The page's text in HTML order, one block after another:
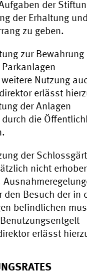
der
der Erhaltung
zu geben.
zur Bewahrung
Nutzung
erlässt
der Anlagen
die
der
nicht
den Besuch der in
befindlichen
erlässt